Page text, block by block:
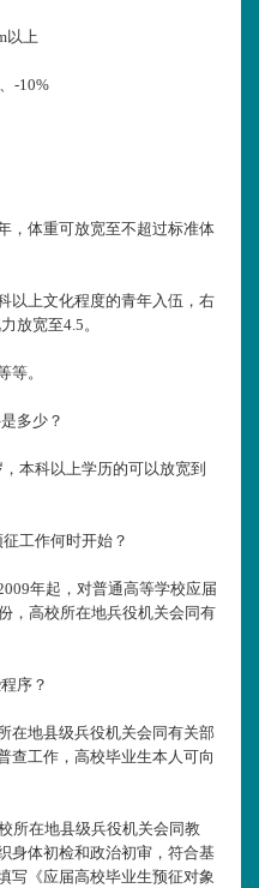
以上
-10%
，体重可放宽至不超过标准体
以上文化程度的青年入伍，右
放宽至4.5。
等。
多少？
本科以上学历的可以放宽到
工作何时开始？
年起，对普通高等学校应届
，高校所在地兵役机关会同有
序？
在地县级兵役机关会同有关部
查工作，高校毕业生本人可向
所在地县级兵役机关会同教
身体初检和政治初审，符合基
写《应届高校毕业生预征对象